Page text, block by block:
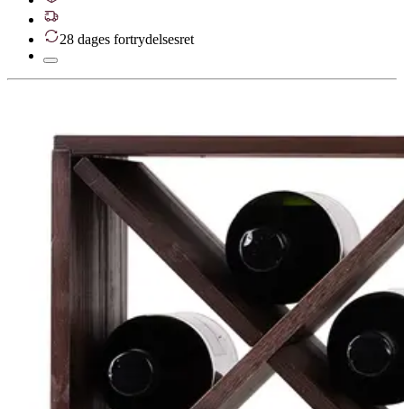
28 dages fortrydelsesret